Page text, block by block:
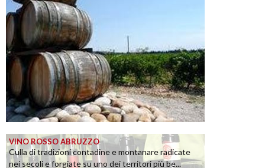
VINO ROSSO ABRUZZO
Culla di tradizioni contadine e montanare radicate
nei secoli e forgiate su uno dei territori più be...